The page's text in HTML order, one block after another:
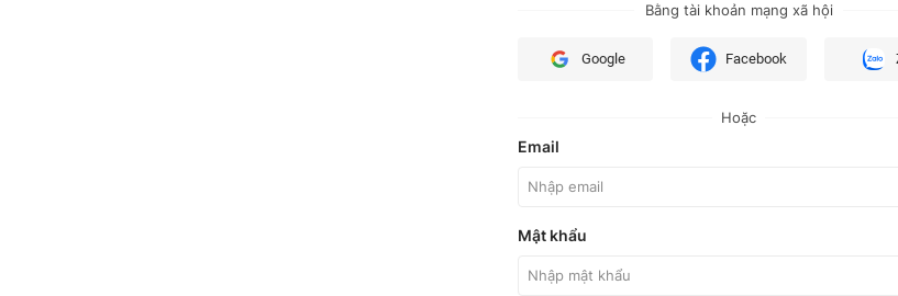
Bằng tài khoản mạng xã hội
Google Facebook
Hoặc
Email
Mật khẩu